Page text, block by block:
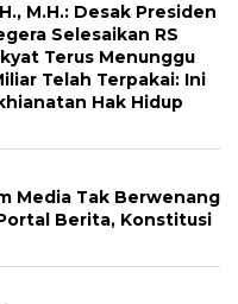
M.H.: Desak Presiden
Selesaikan RS
Terus Menunggu
Telah Terpakai: Ini
Hak Hidup
Media Tak Berwenang
Berita, Konstitusi